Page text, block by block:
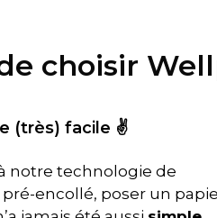
choisir
(très) facile ✌️
notre technologie de
encollé, poser un